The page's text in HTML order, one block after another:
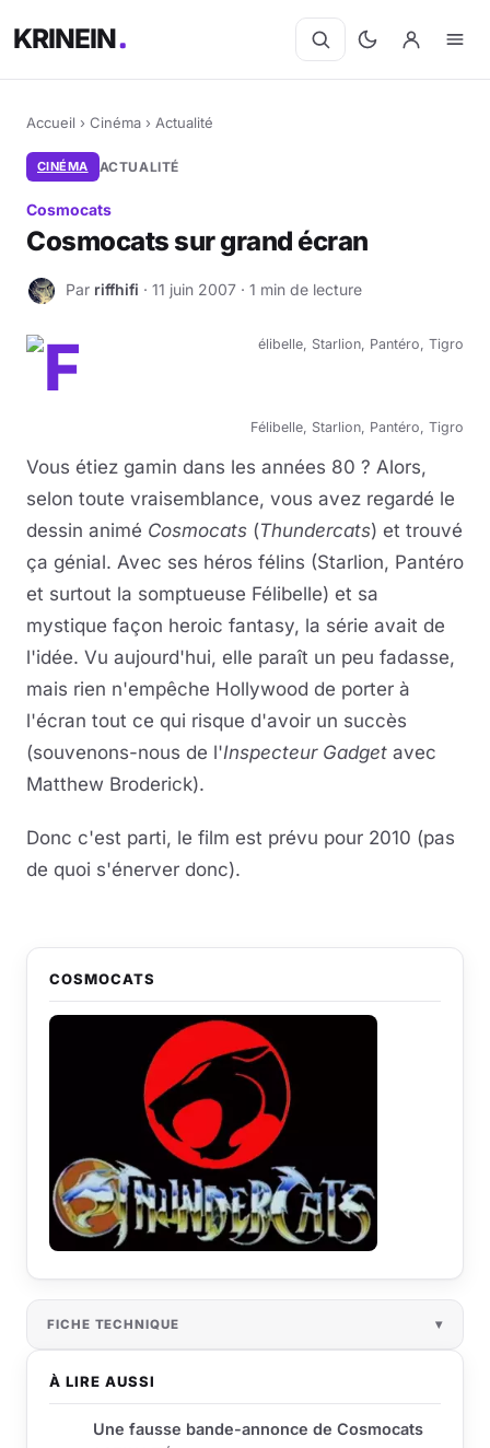
KRINEIN
Accueil › Cinéma › Actualité
CINÉMA ACTUALITÉ
Cosmocats
Cosmocats sur grand écran
R Par riffhifi · 11 juin 2007 · 1 min de lecture
Félibelle, Starlion, Pantéro, Tigro
Vous étiez gamin dans les années 80 ? Alors,
selon toute vraisemblance, vous avez regardé le
dessin animé Cosmocats (Thundercats) et trouvé
ça génial. Avec ses héros félins (Starlion, Pantéro
et surtout la somptueuse Félibelle) et sa
mystique façon heroic fantasy, la série avait de
l'idée. Vu aujourd'hui, elle paraît un peu fadasse,
mais rien n'empêche Hollywood de porter à
l'écran tout ce qui risque d'avoir un succès
(souvenons-nous de l'Inspecteur Gadget avec
Matthew Broderick).
Donc c'est parti, le film est prévu pour 2010 (pas
de quoi s'énerver donc).
À LIRE AUSSI
Une fausse bande-annonce de Cosmocats
COSMOCATS
FICHE TECHNIQUE